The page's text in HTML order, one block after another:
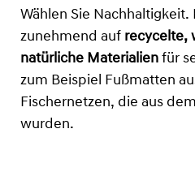
Wählen Sie Nachhaltigkeit.
zunehmend auf recycelte,
natürliche Materialien für
zum Beispiel Fußmatten
Fischernetzen, die aus
wurden.